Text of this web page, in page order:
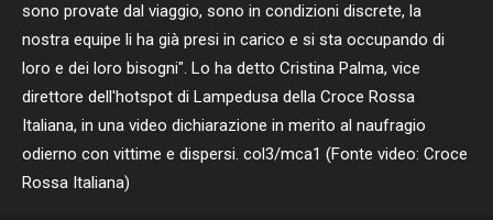
sono provate dal viaggio, sono in condizioni discrete, la
nostra equipe li ha già presi in carico e si sta occupando di
loro e dei loro bisogni". Lo ha detto Cristina Palma, vice
direttore dell'hotspot di Lampedusa della Croce Rossa
Italiana, in una video dichiarazione in merito al naufragio
odierno con vittime e dispersi. col3/mca1 (Fonte video: Croce
Rossa Italiana)